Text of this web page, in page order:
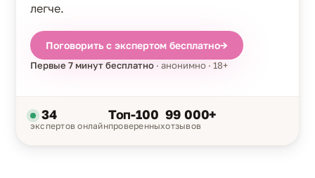
легче.
Поговорить с экспертом бесплатно→
Первые 7 минут бесплатно · анонимно · 18+
34
экспертов онлайн
Топ-100
проверенных
99 000+
отзывов